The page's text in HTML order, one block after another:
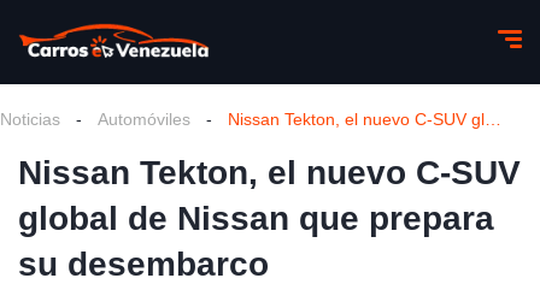
Noticias - Automóviles -
Nissan Tekton, el nuevo C-SUV
global de Nissan que prepara
su desembarco